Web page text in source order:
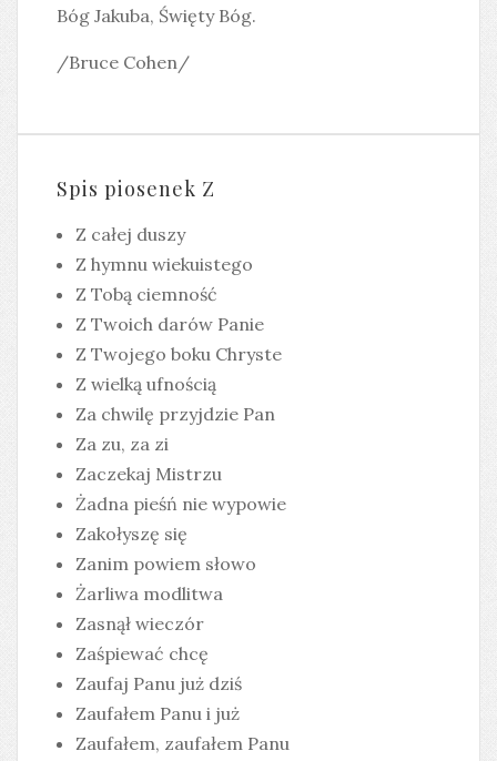
Bóg Jakuba, Święty Bóg.
/Bruce Cohen/
Spis piosenek Z
Z całej duszy
Z hymnu wiekuistego
Z Tobą ciemność
Z Twoich darów Panie
Z Twojego boku Chryste
Z wielką ufnością
Za chwilę przyjdzie Pan
Za zu, za zi
Zaczekaj Mistrzu
Żadna pieśń nie wypowie
Zakołyszę się
Zanim powiem słowo
Żarliwa modlitwa
Zasnął wieczór
Zaśpiewać chcę
Zaufaj Panu już dziś
Zaufałem Panu i już
Zaufałem, zaufałem Panu